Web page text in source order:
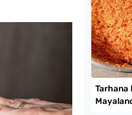
Makine Olmadan 5
Dakikada Dondurma